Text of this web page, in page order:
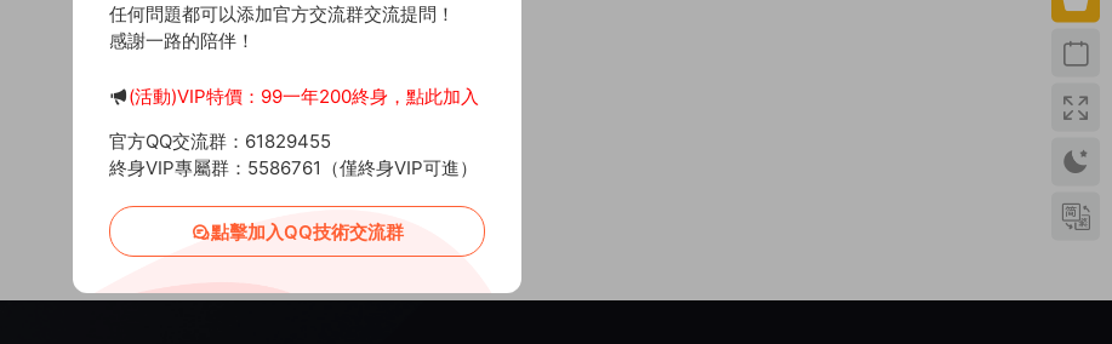
任何問題都可以添加官方交流群交流提問！
感謝一路的陪伴！
(活動)VIP特價：99一年200終身，點此加入
官方QQ交流群：61829455
終身VIP專屬群：5586761（僅終身VIP可進）
點擊加入QQ技術交流群